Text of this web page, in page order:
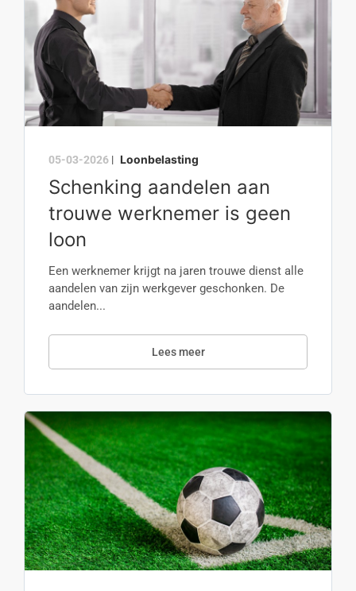
05-03-2026 | Loonbelasting
Schenking aandelen aan
trouwe werknemer is geen
loon
Een werknemer krijgt na jaren trouwe dienst alle
aandelen van zijn werkgever geschonken. De
aandelen...
Lees meer